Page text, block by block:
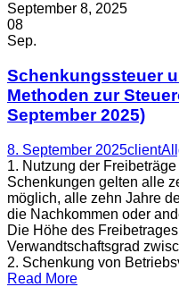
September 8, 2025
08
Sep.
Schenkungssteuer
Methoden zur
September 2025)
8. September 2025client
1. Nutzung der
Schenkungen gelten alle
möglich, alle zehn Jahre
die Nachkommen oder
Die Höhe des
Verwandtschaftsgrad
2. Schenkung von
Read More